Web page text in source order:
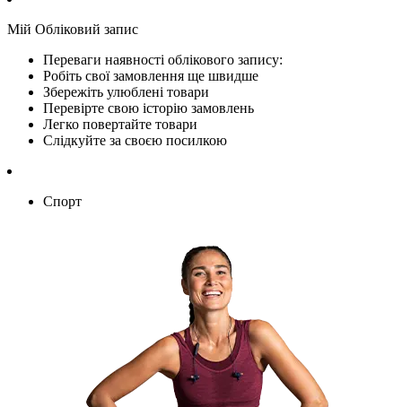
Мій Обліковий запис
Переваги наявності облікового запису:
Робіть свої замовлення ще швидше
Збережіть улюблені товари
Перевірте свою історію замовлень
Легко повертайте товари
Слідкуйте за своєю посилкою
Спорт